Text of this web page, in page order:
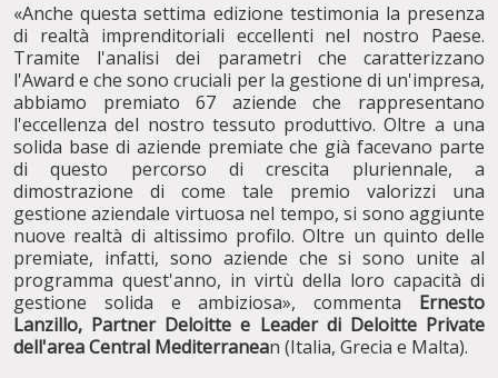
«Anche questa settima edizione testimonia la presenza
di realtà imprenditoriali eccellenti nel nostro Paese.
Tramite l'analisi dei parametri che caratterizzano
l'Award e che sono cruciali per la gestione di un'impresa,
abbiamo premiato 67 aziende che rappresentano
l'eccellenza del nostro tessuto produttivo. Oltre a una
solida base di aziende premiate che già facevano parte
di questo percorso di crescita pluriennale, a
dimostrazione di come tale premio valorizzi una
gestione aziendale virtuosa nel tempo, si sono aggiunte
nuove realtà di altissimo profilo. Oltre un quinto delle
premiate, infatti, sono aziende che si sono unite al
programma quest'anno, in virtù della loro capacità di
gestione solida e ambiziosa», commenta Ernesto
Lanzillo, Partner Deloitte e Leader di Deloitte Private
dell'area Central Mediterranean (Italia, Grecia e Malta).